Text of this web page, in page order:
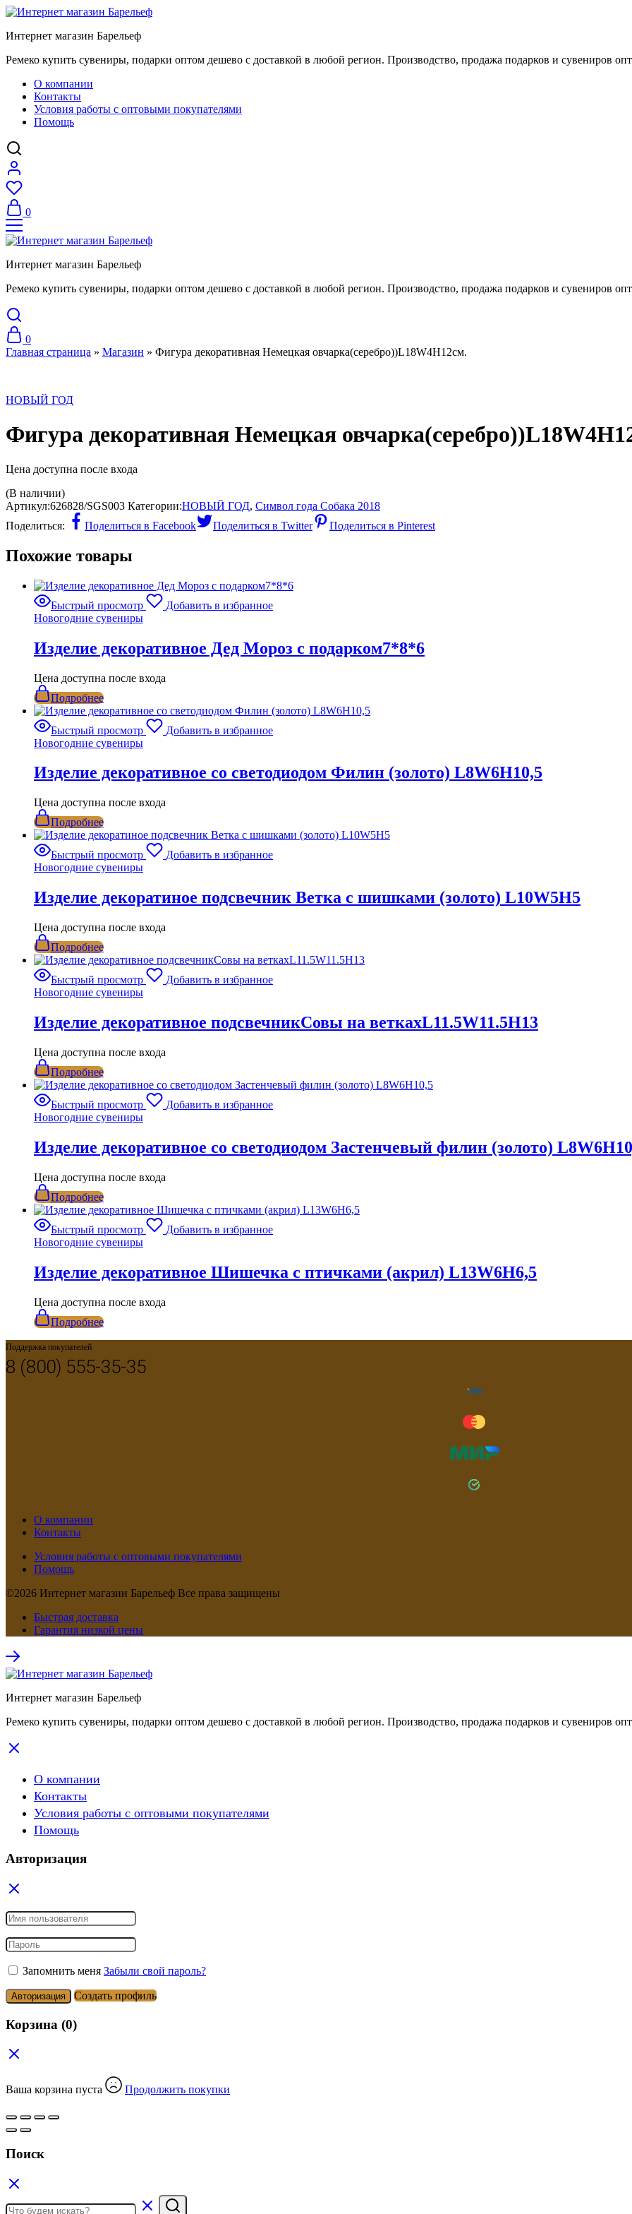
Интернет магазин Барельеф
Ремеко купить сувениры, подарки оптом дешево с доставкой в любой регион. Производство, продажа подарков и сувениров
О компании
Контакты
Условия работы с оптовыми покупателями
Помощь
0
Интернет магазин Барельеф
Ремеко купить сувениры, подарки оптом дешево с доставкой в любой регион. Производство, продажа подарков и сувениров
0
Главная страница » Магазин » Фигура декоративная Немецкая овчарка(серебро))L18W4H12см.
НОВЫЙ ГОД
Фигура декоративная Немецкая
Цена доступна после входа
(В наличии)
Артикул:626828/SGS003 Категории:НОВЫЙ ГОД, Символ года Собака 2018
Поделиться:
Поделиться в Facebook Поделиться в Twitter Поделиться в Pinterest
Похожие товары
Быстрый просмотр
Добавить в избранное
Новогодние сувениры
Изделие декоративное Дед Мороз с подарком7*8*6
Цена доступна после входа
Подробнее
Быстрый просмотр
Добавить в избранное
Новогодние сувениры
Изделие декоративное со светодиодом Филин (золото) L8W6H10,5
Цена доступна после входа
Подробнее
Быстрый просмотр
Добавить в избранное
Новогодние сувениры
Изделие декоратиное подсвечник Ветка с шишками (золото) L10W5H5
Цена доступна после входа
Подробнее
Быстрый просмотр
Добавить в избранное
Новогодние сувениры
Изделие декоративное подсвечникСовы на веткахL11.5W11.5H13
Цена доступна после входа
Подробнее
Быстрый просмотр
Добавить в избранное
Новогодние сувениры
Изделие декоративное со светодиодом Застенчевый филин (золото)
Цена доступна после входа
Подробнее
Быстрый просмотр
Добавить в избранное
Новогодние сувениры
Изделие декоративное Шишечка с птичками (акрил) L13W6H6,5
Цена доступна после входа
Подробнее
Поддержка покупателей
8 (800) 555-35-35
О компании
Контакты
Условия работы с оптовыми покупателями
Помощь
©2026 Интернет магазин Барельеф Все права защищены
Быстрая доставка
Гарантия низкой цены
Интернет магазин Барельеф
Ремеко купить сувениры, подарки оптом дешево с доставкой в любой регион. Производство, продажа подарков и сувениров
О компании
Контакты
Условия работы с оптовыми покупателями
Помощь
Авторизация
Запомнить меня Забыли свой пароль?
Авторизация Создать профиль
Корзина (0)
Ваша корзина пуста Продолжить покупки
Поиск